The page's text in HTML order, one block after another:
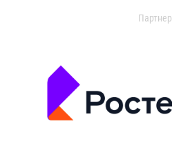
Партнер